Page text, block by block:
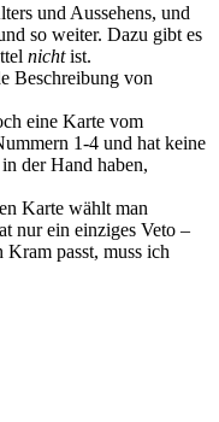
und Aussehens, und
so weiter. Dazu gibt es
nichtist.
Beschreibung von
eine Karte vom
1-4 und hat keine
der Hand haben,
Karte wählt man
nur ein einziges Veto –
passt, muss ich